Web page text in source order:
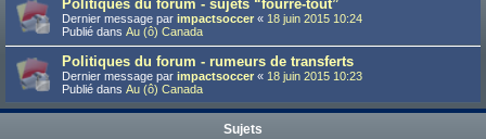
Politiques du forum - sujets “fourre-tout”
Dernier message par impactsoccer « 18 juin 2015 10:24
Publié dans Au (ô) Canada
Politiques du forum - rumeurs de transferts
Dernier message par impactsoccer « 18 juin 2015 10:23
Publié dans Au (ô) Canada
Sujets